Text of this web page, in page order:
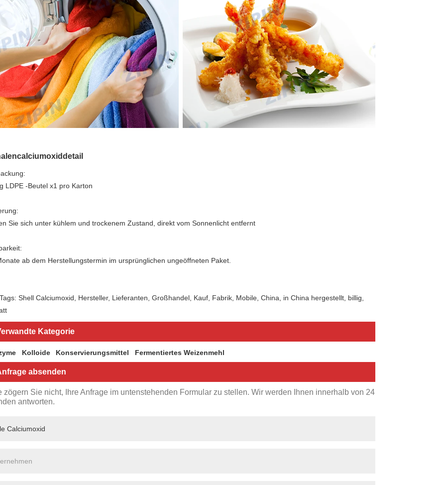
LDPE -Beutel x1 pro Karton
Sie sich unter kühlem und trockenem Zustand, direkt vom Sonnenlicht entfernt
ab dem Herstellungstermin im ursprünglichen ungeöffneten Paket.
Shell Calciumoxid, Hersteller, Lieferanten, Großhandel, Kauf, Fabrik, Mobile, China, in China hergestellt, billig,
Kategorie
Kolloide Konservierungsmittel Fermentiertes Weizenmehl
absenden
zögern Sie nicht, Ihre Anfrage im untenstehenden Formular zu stellen. Wir werden Ihnen innerhalb von 24
antworten.